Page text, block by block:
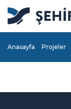
Anasayfa Projeler